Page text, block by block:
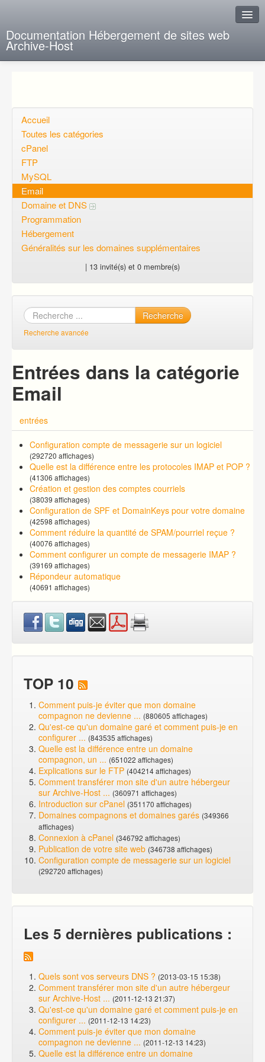
Documentation Hébergement de sites web
Archive-Host
Questions ouvertes
Voulez-vous vous inscrire?
Connexion
Accueil
Toutes les catégories
cPanel
FTP
MySQL
Email
Domaine et DNS
Programmation
Hébergement
Généralités sur les domaines supplémentaires
| 13 invité(s) et 0 membre(s)
Recherche
Recherche avancée
Entrées dans la catégorie
Email
entrées
Configuration compte de messagerie sur un logiciel
(292720 affichages)
Quelle est la différence entre les protocoles IMAP et POP ?
(41306 affichages)
Création et gestion des comptes courriels
(38039 affichages)
Configuration de SPF et DomainKeys pour votre domaine
(42598 affichages)
Comment réduire la quantité de SPAM/pourriel reçue ?
(40076 affichages)
Comment configurer un compte de messagerie IMAP ?
(39169 affichages)
Répondeur automatique
(40691 affichages)
TOP 10
Comment puis-je éviter que mon domaine
compagnon ne devienne ... (880605 affichages)
Qu'est-ce qu'un domaine garé et comment puis-je en
configurer ... (843535 affichages)
Quelle est la différence entre un domaine
compagnon, un ... (651022 affichages)
Explications sur le FTP (404214 affichages)
Comment transférer mon site d'un autre hébergeur
sur Archive-Host ... (360971 affichages)
Introduction sur cPanel (351170 affichages)
Domaines compagnons et domaines garés (349366
affichages)
Connexion à cPanel (346792 affichages)
Publication de votre site web (346738 affichages)
Configuration compte de messagerie sur un logiciel
(292720 affichages)
Les 5 dernières publications :
Quels sont vos serveurs DNS ? (2013-03-15 15:38)
Comment transférer mon site d'un autre hébergeur
sur Archive-Host ... (2011-12-13 21:37)
Qu'est-ce qu'un domaine garé et comment puis-je en
configurer ... (2011-12-13 14:23)
Comment puis-je éviter que mon domaine
compagnon ne devienne ... (2011-12-13 14:23)
Quelle est la différence entre un domaine